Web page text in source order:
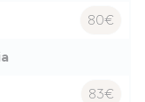
80€
83€